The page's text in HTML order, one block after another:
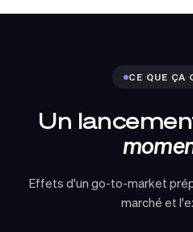
CE QUE ÇA
Un
Effets d'un go-to-market
marché et